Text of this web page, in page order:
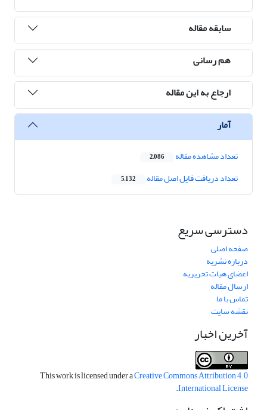
سابقه مقاله
هم رسانی
ارجاع به این مقاله
آمار
تعداد مشاهده مقاله 2,086
تعداد دریافت فایل اصل مقاله 5,132
دسترسی سریع
صفحه اصلی
درباره نشریه
اعضای هیات تحریریه
ارسال مقاله
تماس با ما
نقشه سایت
آخرین اخبار
This work is licensed under aCreative Commons Attribution 4.0
International License
.